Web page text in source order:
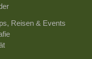
Reisen & Events